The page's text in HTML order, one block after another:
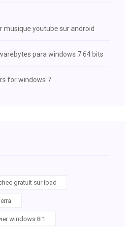
musique youtube sur android
para windows 7 64 bits
for windows 7
gratuit sur ipad
windows 8.1